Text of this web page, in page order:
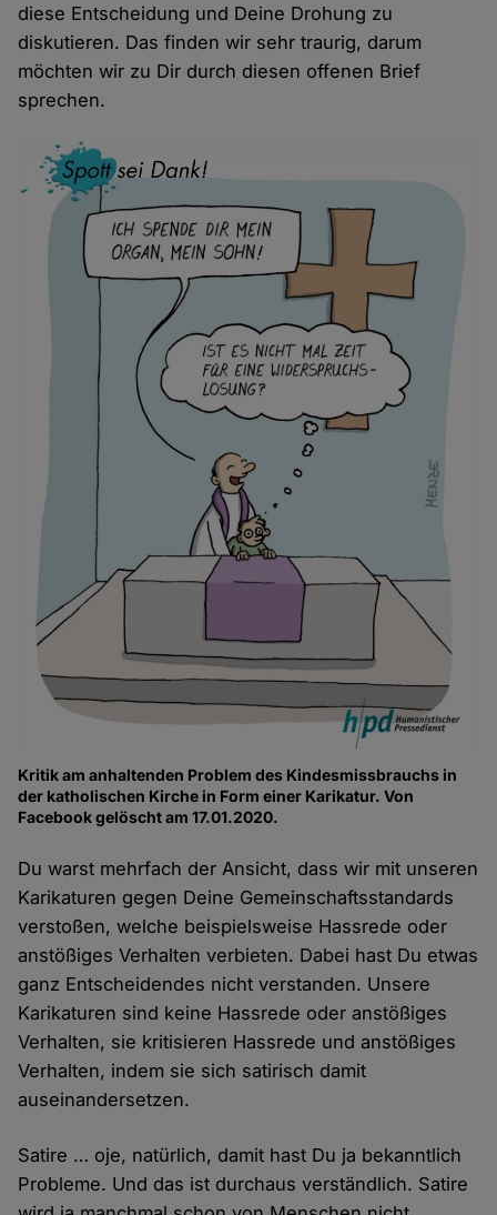
diese Entscheidung und Deine Drohung zu
diskutieren. Das finden wir sehr traurig, darum
möchten wir zu Dir durch diesen offenen Brief
sprechen.
Kritik am anhaltenden Problem des Kindesmissbrauchs in
der katholischen Kirche in Form einer Karikatur. Von
Facebook gelöscht am 17.01.2020.
Du warst mehrfach der Ansicht, dass wir mit unseren
Karikaturen gegen Deine Gemeinschaftsstandards
verstoßen, welche beispielsweise Hassrede oder
anstößiges Verhalten verbieten. Dabei hast Du etwas
ganz Entscheidendes nicht verstanden. Unsere
Karikaturen sind keine Hassrede oder anstößiges
Verhalten, sie kritisieren Hassrede und anstößiges
Verhalten, indem sie sich satirisch damit
auseinandersetzen.
Satire … oje, natürlich, damit hast Du ja bekanntlich
Probleme. Und das ist durchaus verständlich. Satire